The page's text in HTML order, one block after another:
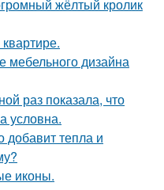
жёлтый кролик
мебельного дизайна
раз показала, что
условна.
добавит тепла и
иконы.